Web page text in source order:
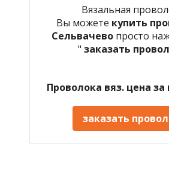
Вязальная
Вы можете купить
Сельвачево просто
" заказать
Проволока вяз. цена за
заказать